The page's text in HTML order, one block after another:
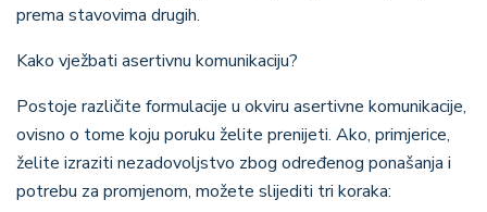
prema stavovima drugih.
Kako vježbati asertivnu komunikaciju?
Postoje različite formulacije u okviru asertivne komunikacije,
ovisno o tome koju poruku želite prenijeti. Ako, primjerice,
želite izraziti nezadovoljstvo zbog određenog ponašanja i
potrebu za promjenom, možete slijediti tri koraka: